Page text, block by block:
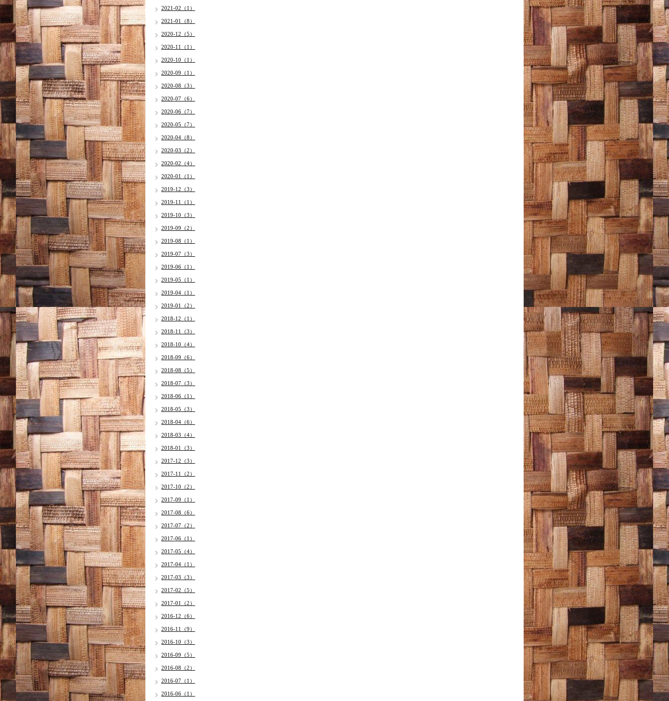
2021-02（1）
2021-01（8）
2020-12（5）
2020-11（1）
2020-10（1）
2020-09（1）
2020-08（3）
2020-07（6）
2020-06（7）
2020-05（7）
2020-04（8）
2020-03（2）
2020-02（4）
2020-01（1）
2019-12（3）
2019-11（1）
2019-10（3）
2019-09（2）
2019-08（1）
2019-07（3）
2019-06（1）
2019-05（1）
2019-04（1）
2019-01（2）
2018-12（1）
2018-11（3）
2018-10（4）
2018-09（6）
2018-08（5）
2018-07（3）
2018-06（1）
2018-05（3）
2018-04（6）
2018-03（4）
2018-01（3）
2017-12（3）
2017-11（2）
2017-10（2）
2017-09（1）
2017-08（6）
2017-07（2）
2017-06（1）
2017-05（4）
2017-04（1）
2017-03（3）
2017-02（5）
2017-01（2）
2016-12（6）
2016-11（9）
2016-10（3）
2016-09（5）
2016-08（2）
2016-07（1）
2016-06（1）